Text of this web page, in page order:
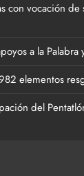
con vocación
a la Palabra
elementos
del